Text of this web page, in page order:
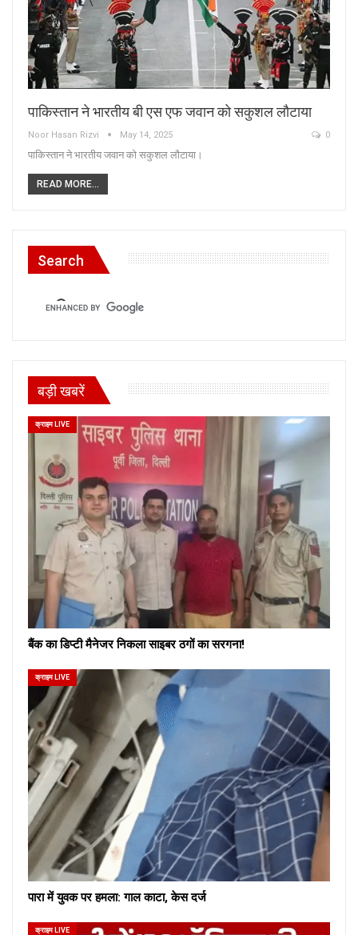
पाकिस्तान ने भारतीय बी एस एफ जवान को सकुशल लौटाया
Noor Hasan Rizvi May 14, 2025 0
पाकिस्तान ने भारतीय जवान को सकुशल लौटाया।
READ MORE...
Search
बड़ी खबरें
क्राइम LIVE
बैंक का डिप्टी मैनेजर निकला साइबर ठगों का सरगना!
क्राइम LIVE
पारा में युवक पर हमला: गाल काटा, केस दर्ज
क्राइम LIVE